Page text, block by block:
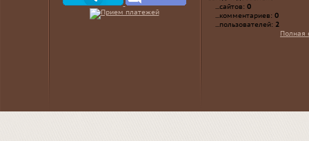
...сайтов: 0
...комментариев: 0
...пользователей: 2
Полная